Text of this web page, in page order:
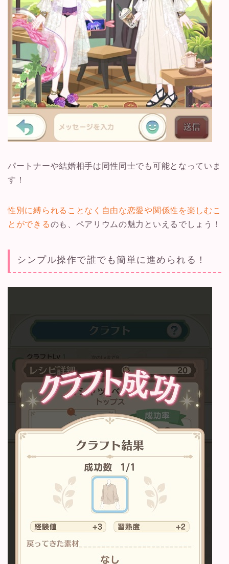
パートナーや結婚相手は同性同士でも可能となっていま
す！
性別に縛られることなく自由な恋愛や関係性を楽しむこ
とができるのも、ペアリウムの魅力といえるでしょう！
シンプル操作で誰でも簡単に進められる！